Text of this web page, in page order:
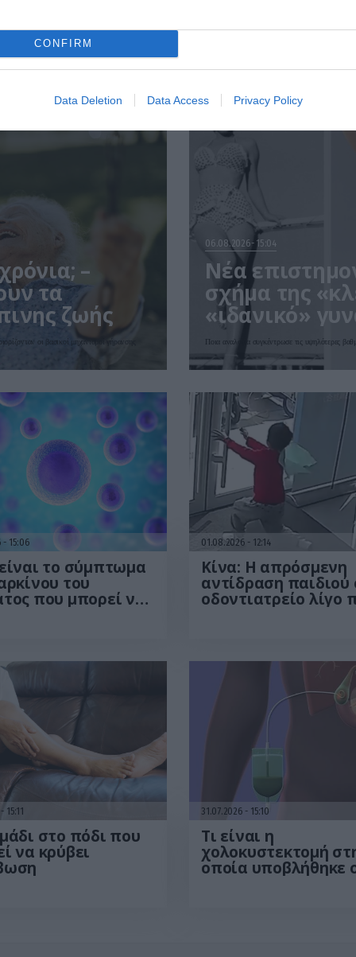
CONFIRM
Data Deletion Data Access Privacy Policy
–
τα
ζωής
οι βασικοί μηχανισμοί γήρανσης
06.08.2026 15:04
Νέα
σχήμα της
«ιδανικό»
Ποια αναλογία συγκέντρωσε τις υψηλότερες
15:06
το σύμπτωμα
του
που μπορεί να
01.08.2026 12:14
Κίνα: Η απρόσμενη
αντίδραση παιδιού
οδοντιατρείο λίγο
15:11
στο πόδι που
να κρύβει
31.07.2026 15:10
Τι είναι η
χολοκυστεκτομή
οποία υποβλήθηκε